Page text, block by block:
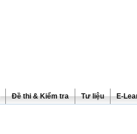
Đề thi & Kiểm tra Tư liệu E-